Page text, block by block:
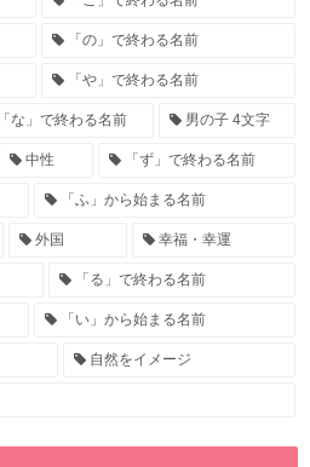
「の」で終わる名前
「や」で終わる名前
「な」で終わる名前 男の子 4文字
中性 「ず」で終わる名前
「ふ」から始まる名前
外国 幸福・幸運
「る」で終わる名前
「い」から始まる名前
自然をイメージ